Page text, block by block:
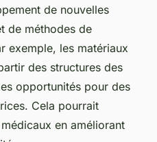
de nouvelles
de méthodes de
exemple, les matériaux
des structures des
opportunités pour des
Cela pourrait
en améliorant